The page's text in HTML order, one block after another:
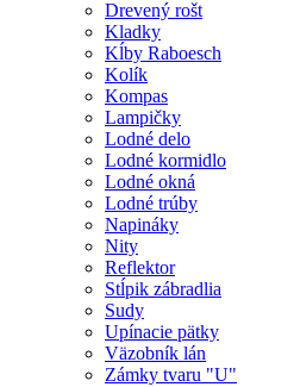
Drevený rošt
Kladky
Kĺby Raboesch
Kolík
Kompas
Lampičky
Lodné delo
Lodné kormidlo
Lodné okná
Lodné trúby
Napináky
Nity
Reflektor
Stĺpik zábradlia
Sudy
Upínacie pätky
Väzobník lán
Zámky tvaru "U"